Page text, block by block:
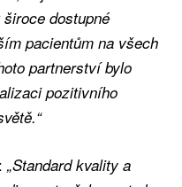
dostupné
pacientům na všech
partnerství bylo
pozitivního
„Standard kvality a